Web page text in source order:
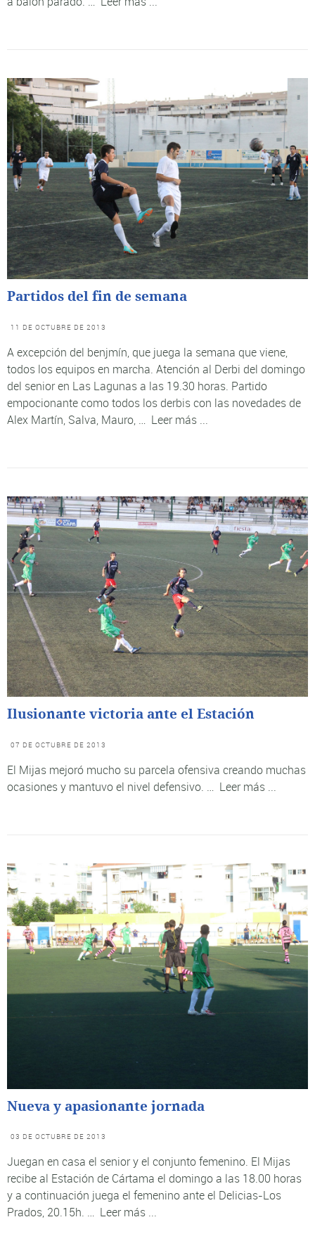
Partidos del fin de semana
11 DE OCTUBRE DE 2013
A excepción del benjmín, que juega la semana que viene,
todos los equipos en marcha. Atención al Derbi del domingo
del senior en Las Lagunas a las 19.30 horas. Partido
empocionante como todos los derbis con las novedades de
Alex Martín, Salva, Mauro, … Leer más ...
Ilusionante victoria ante el Estación
07 DE OCTUBRE DE 2013
El Mijas mejoró mucho su parcela ofensiva creando muchas
ocasiones y mantuvo el nivel defensivo. … Leer más ...
Nueva y apasionante jornada
03 DE OCTUBRE DE 2013
Juegan en casa el senior y el conjunto femenino. El Mijas
recibe al Estación de Cártama el domingo a las 18.00 horas
y a continuación juega el femenino ante el Delicias-Los
Prados, 20.15h. … Leer más ...